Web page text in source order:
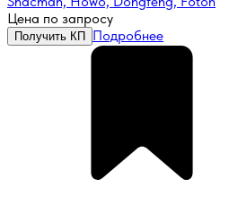
Цена по запросу
Получить КП Подробнее